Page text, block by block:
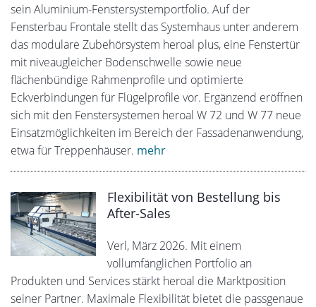
sein Aluminium-Fenstersystemportfolio. Auf der
Fensterbau Frontale stellt das Systemhaus unter anderem
das modulare Zubehörsystem heroal plus, eine Fenstertür
mit niveaugleicher Bodenschwelle sowie neue
flächenbündige Rahmenprofile und optimierte
Eckverbindungen für Flügelprofile vor. Ergänzend eröffnen
sich mit den Fenstersystemen heroal W 72 und W 77 neue
Einsatzmöglichkeiten im Bereich der Fassadenanwendung,
etwa für Treppenhäuser. mehr
Flexibilität von Bestellung bis
After-Sales
Verl, März 2026. Mit einem
vollumfänglichen Portfolio an
Produkten und Services stärkt heroal die Marktposition
seiner Partner. Maximale Flexibilität bietet die passgenaue